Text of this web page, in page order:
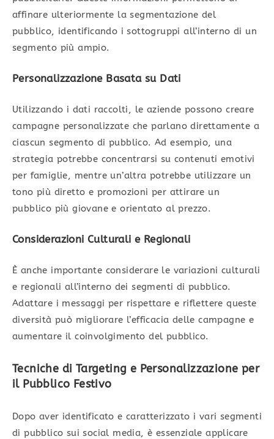
affinare ulteriormente la segmentazione del
pubblico, identificando i sottogruppi all’interno di un
segmento più ampio.
Personalizzazione Basata su Dati
Utilizzando i dati raccolti, le aziende possono creare
campagne personalizzate che parlano direttamente a
ciascun segmento di pubblico. Ad esempio, una
strategia potrebbe concentrarsi su contenuti emotivi
per famiglie, mentre un’altra potrebbe utilizzare un
tono più diretto e promozioni per attirare un
pubblico più giovane e orientato al prezzo.
Considerazioni Culturali e Regionali
È anche importante considerare le variazioni culturali
e regionali all’interno dei segmenti di pubblico.
Adattare i messaggi per rispettare e riflettere queste
diversità può migliorare l’efficacia delle campagne e
aumentare il coinvolgimento del pubblico.
Tecniche di Targeting e Personalizzazione per
il Pubblico Festivo
Dopo aver identificato e caratterizzato i vari segmenti
di pubblico sui social media, è essenziale applicare